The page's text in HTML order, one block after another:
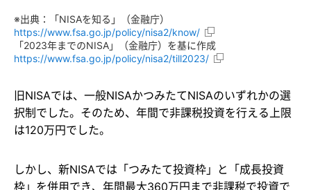
※出典：「NISAを知る」（金融庁）
https://www.fsa.go.jp/policy/nisa2/know/
「2023年までのNISA」（金融庁）を基に作成
https://www.fsa.go.jp/policy/nisa2/till2023/
旧NISAでは、一般NISAかつみたてNISAのいずれかの選
択制でした。そのため、年間で非課税投資を行える上限
は120万円でした。
しかし、新NISAでは「つみたて投資枠」と「成長投資
枠」を併用でき、年間最大360万円まで非課税で投資で